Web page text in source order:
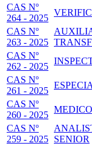
CAS Nº
264 - 2025
CAS Nº
263 - 2025
CAS Nº
262 - 2025
CAS Nº
261 - 2025
CAS Nº
260 - 2025
CAS Nº
259 - 2025 SENIOR